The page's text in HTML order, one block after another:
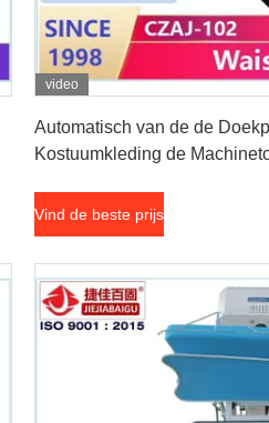
video
Automatisch van de de
Kostuumkleding de
Vind de beste prijs